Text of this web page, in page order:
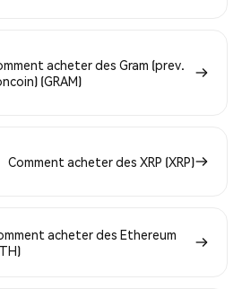
acheter des Gram (prev.
(GRAM)
Comment acheter des XRP (XRP)
acheter des Ethereum